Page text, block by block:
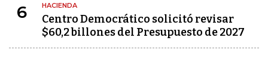
6 HACIENDA
Centro Democrático solicitó revisar
$60,2 billones del Presupuesto de 2027